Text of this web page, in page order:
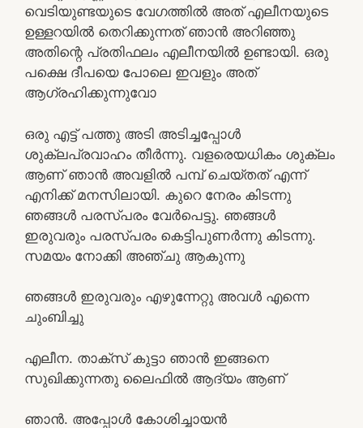
വെടിയുണ്ടയുടെ വേഗത്തിൽ അത് എലീനയുടെ
ഉള്ളറയിൽ തെറിക്കുന്നത് ഞാൻ അറിഞ്ഞു
അതിന്റെ പ്രതിഫലം എലീനയിൽ ഉണ്ടായി. ഒരു
പക്ഷെ ദീപയെ പോലെ ഇവളും അത്
ആഗ്രഹിക്കുന്നുവോ
ഒരു എട്ട് പത്തു അടി അടിച്ചപ്പോൾ
ശുക്ലപ്രവാഹം തീർന്നു. വളരെയധികം ശുക്ലം
ആണ് ഞാൻ അവളിൽ പമ്പ് ചെയ്തത് എന്ന്
എനിക്ക് മനസിലായി. കുറെ നേരം കിടന്നു
ഞങ്ങൾ പരസ്പരം വേർപെട്ടു. ഞങ്ങൾ
ഇരുവരും പരസ്പരം കെട്ടിപുണർന്നു കിടന്നു.
സമയം നോക്കി അഞ്ചു ആകുന്നു
ഞങ്ങൾ ഇരുവരും എഴുന്നേറ്റു അവൾ എന്നെ
ചുംബിച്ചു
എലീന. താക്സ് കുട്ടാ ഞാൻ ഇങ്ങനെ
സുഖിക്കുന്നതു ലൈഫിൽ ആദ്യം ആണ്
ഞാൻ. അപ്പോൾ കോശിച്ചായൻ